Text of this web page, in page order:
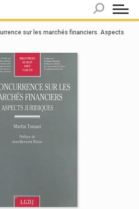
sur les marchés financiers. Aspects